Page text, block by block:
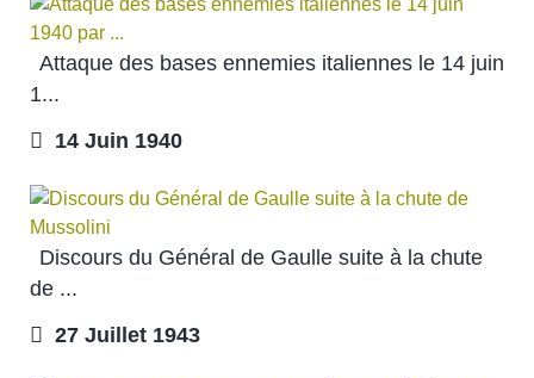
Attaque des bases ennemies italiennes le 14 juin
1...
14 Juin 1940
Discours du Général de Gaulle suite à la chute
de ...
27 Juillet 1943